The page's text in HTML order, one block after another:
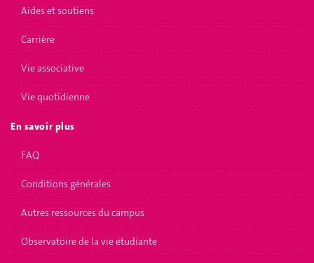
Aides et soutiens
Carrière
Vie associative
Vie quotidienne
En savoir plus
FAQ
Conditions générales
Autres ressources du campus
Observatoire de la vie étudiante